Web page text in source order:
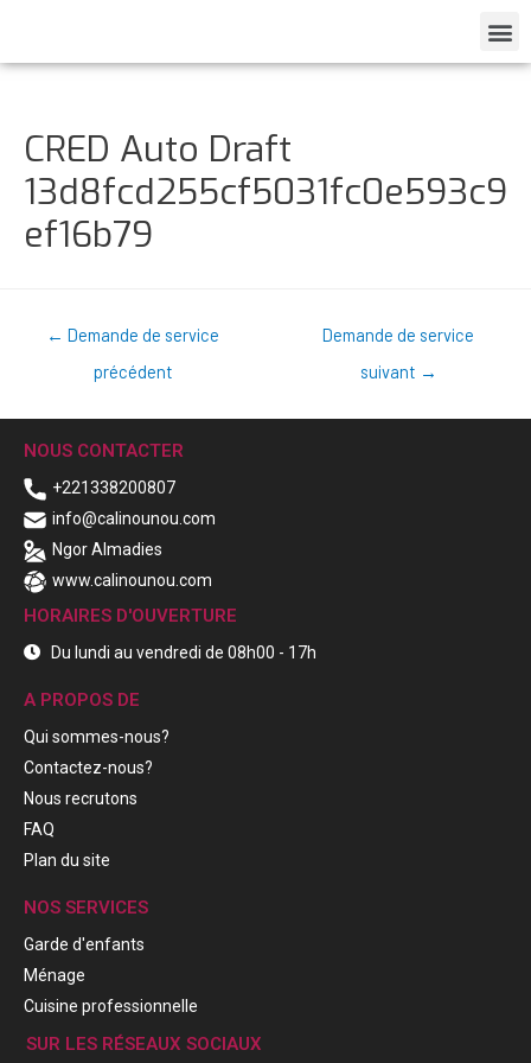
CRED Auto Draft
13d8fcd255cf5031fc0e593c9
ef16b79
← Demande de service
précédent
Demande de service
suivant →
NOUS CONTACTER
+221338200807
info@calinounou.com
Ngor Almadies
www.calinounou.com
HORAIRES D'OUVERTURE
Du lundi au vendredi de 08h00 - 17h
A PROPOS DE
Qui sommes-nous?
Contactez-nous?
Nous recrutons
FAQ
Plan du site
NOS SERVICES
Garde d'enfants
Ménage
Cuisine professionnelle
SUR LES RÉSEAUX SOCIAUX